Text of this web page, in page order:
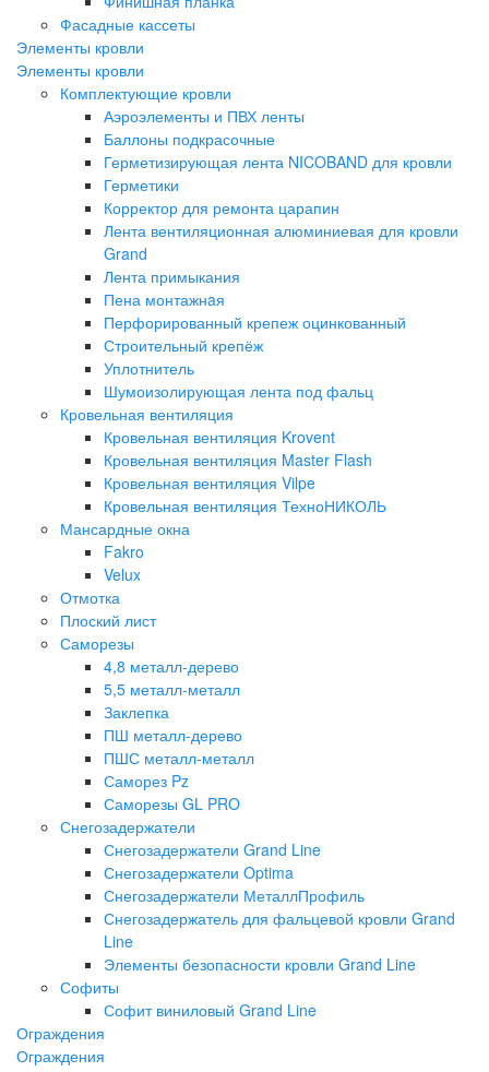
Фасадные кассеты
Элементы кровли
Элементы кровли
Комплектующие кровли
Аэроэлементы и ПВХ ленты
Баллоны подкрасочные
Герметизирующая лента NICOBAND для кровли
Герметики
Корректор для ремонта царапин
Лента вентиляционная алюминиевая для кровли
Grand
Лента примыкания
Пена монтажнaя
Перфорированный крепеж оцинкованный
Строительный крепёж
Уплотнитель
Шумоизолирующая лента под фальц
Кровельная вентиляция
Кровельная вентиляция Krovent
Кровельная вентиляция Master Flash
Кровельная вентиляция Vilpe
Кровельная вентиляция ТехноНИКОЛЬ
Мансардные окна
Fakro
Velux
Отмотка
Плоский лист
Саморезы
4,8 металл-дерево
5,5 металл-металл
Заклепка
ПШ металл-дерево
ПШС металл-металл
Саморез Pz
Саморезы GL PRO
Снегозадержатели
Снегозадержатели Grand Line
Снегозадержатели Optima
Снегозадержатели МеталлПрофиль
Снегозадержатель для фальцевой кровли Grand
Line
Элементы безопасности кровли Grand Line
Софиты
Софит виниловый Grand Line
Ограждения
Ограждения